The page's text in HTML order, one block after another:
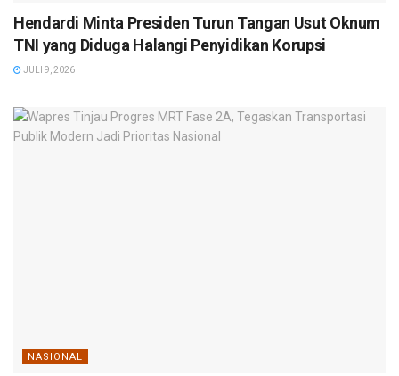
Hendardi Minta Presiden Turun Tangan Usut Oknum
TNI yang Diduga Halangi Penyidikan Korupsi
JULI 9, 2026
NASIONAL